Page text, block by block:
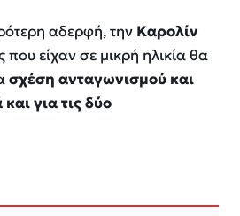
αδερφή, την Καρολίν
που είχαν σε μικρή ηλικία θα
σχέση ανταγωνισμού και
για τις δύο